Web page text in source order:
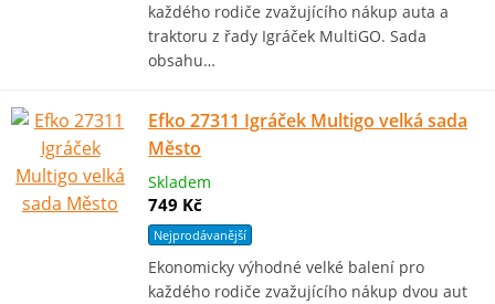
každého rodiče zvažujícího nákup auta a
traktoru z řady Igráček MultiGO. Sada
obsahu…
Efko 27311 Igráček Multigo velká sada
Město
Skladem
749 Kč
Nejprodávanější
Ekonomicky výhodné velké balení pro
každého rodiče zvažujícího nákup dvou aut